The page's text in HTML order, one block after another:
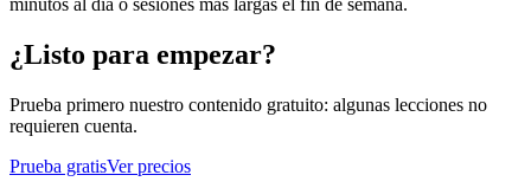
minutos al día o sesiones más largas el fin de semana.
¿Listo para empezar?
Prueba primero nuestro contenido gratuito: algunas lecciones no
requieren cuenta.
Prueba gratisVer precios